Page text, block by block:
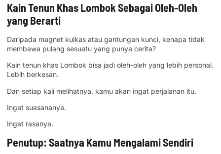
Kain Tenun Khas Lombok Sebagai Oleh-Oleh
yang Berarti
Daripada magnet kulkas atau gantungan kunci, kenapa tidak
membawa pulang sesuatu yang punya cerita?
Kain tenun khas Lombok bisa jadi oleh-oleh yang lebih personal.
Lebih berkesan.
Dan setiap kali melihatnya, kamu akan ingat perjalanan itu.
Ingat suasananya.
Ingat rasanya.
Penutup: Saatnya Kamu Mengalami Sendiri